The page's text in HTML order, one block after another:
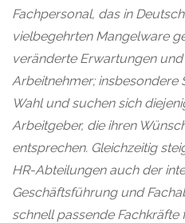
Fachpersonal, das in
vielbegehrten Mangelware
veränderte Erwartungen
Arbeitnehmer; insbesondere
Wahl und suchen sich
Arbeitgeber, die ihren
entsprechen. Gleichzeitig
HR-Abteilungen auch der
Geschäftsführung und
schnell passende Fachkräfte